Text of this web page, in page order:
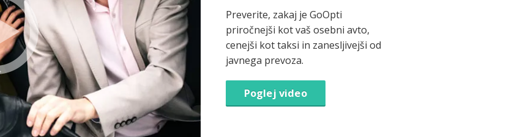
Preverite, zakaj je GoOpti
priročnejši kot vaš osebni avto,
cenejši kot taksi in zanesljivejši od
javnega prevoza.
Poglej video